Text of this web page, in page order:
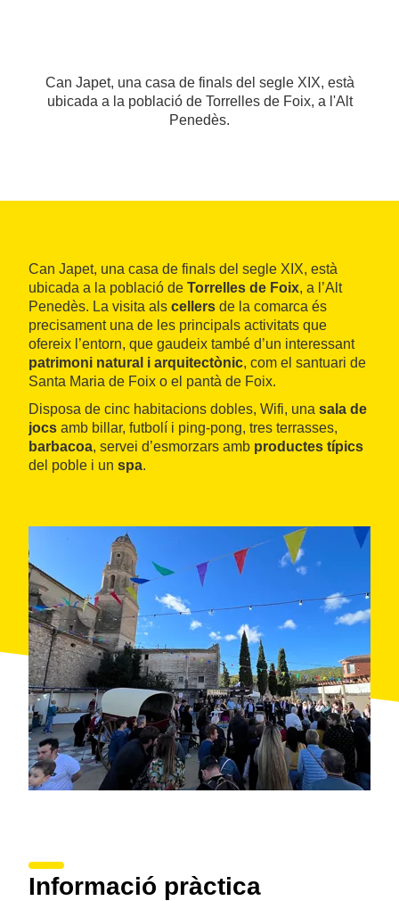
Can Japet, una casa de finals del segle XIX, està
ubicada a la població de Torrelles de Foix, a l'Alt
Penedès.
Can Japet, una casa de finals del segle XIX, està
ubicada a la població de Torrelles de Foix, a l’Alt
Penedès. La visita als cellers de la comarca és
precisament una de les principals activitats que
ofereix l’entorn, que gaudeix també d’un interessant
patrimoni natural i arquitectònic, com el santuari de
Santa Maria de Foix o el pantà de Foix.
Disposa de cinc habitacions dobles, Wifi, una sala de
jocs amb billar, futbolí i ping-pong, tres terrasses,
barbacoa, servei d’esmorzars amb productes típics
del poble i un spa.
Informació pràctica